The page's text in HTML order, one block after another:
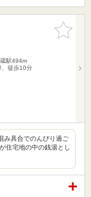
お気に入
りに追加
駅494m
、徒歩10分
み具合でのんびり過ご
住宅地の中の銭湯とし